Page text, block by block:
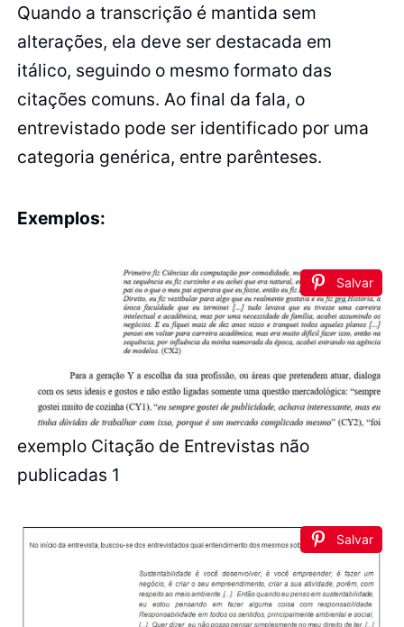
Quando a transcrição é mantida sem
alterações, ela deve ser destacada em
itálico, seguindo o mesmo formato das
citações comuns. Ao final da fala, o
entrevistado pode ser identificado por uma
categoria genérica, entre parênteses.
Exemplos:
Salvar
exemplo Citação de Entrevistas não
publicadas 1
Salvar